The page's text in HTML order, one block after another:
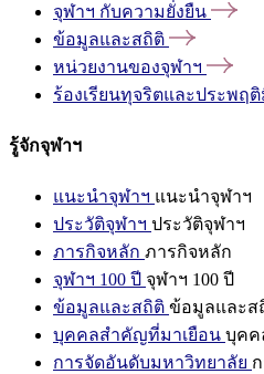
จุฬาฯ กับความยั่งยืน
ข้อมูลและสถิติ
หน่วยงานของจุฬาฯ
ร้องเรียนทุจริตและประพฤ
รู้จักจุฬาฯ
แนะนำจุฬาฯ แนะนำจุฬาฯ
ประวัติจุฬาฯ ประวัติจุฬาฯ
ภารกิจหลัก ภารกิจหลัก
จุฬาฯ 100 ปี จุฬาฯ 100 ปี
ข้อมูลและสถิติ ข้อมูลและส
บุคคลสำคัญที่มาเยือน บุคค
การจัดอันดับมหาวิทยาลัย